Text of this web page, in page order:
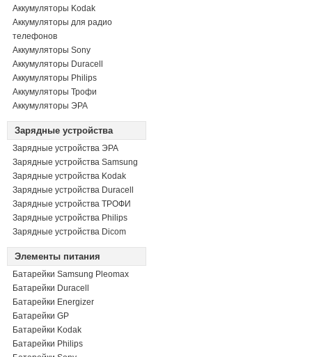
Аккумуляторы Kodak
Аккумуляторы для радио
телефонов
Аккумуляторы Sony
Аккумуляторы Duracell
Аккумуляторы Philips
Аккумуляторы Трофи
Аккумуляторы ЭРА
Зарядные устройства
Зарядные устройства ЭРА
Зарядные устройства Samsung
Зарядные устройства Kodak
Зарядные устройства Duracell
Зарядные устройства ТРОФИ
Зарядные устройства Philips
Зарядные устройства Dicom
Элементы питания
Батарейки Samsung Pleomax
Батарейки Duracell
Батарейки Energizer
Батарейки GP
Батарейки Kodak
Батарейки Philips